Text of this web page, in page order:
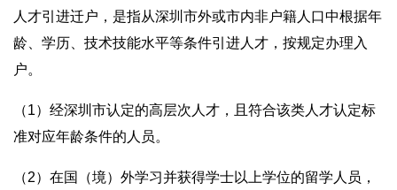
人才引进迁户，是指从深圳市外或市内非户籍人口中根据年
龄、学历、技术技能水平等条件引进人才，按规定办理入
户。
（1）经深圳市认定的高层次人才，且符合该类人才认定标
准对应年龄条件的人员。
（2）在国（境）外学习并获得学士以上学位的留学人员，